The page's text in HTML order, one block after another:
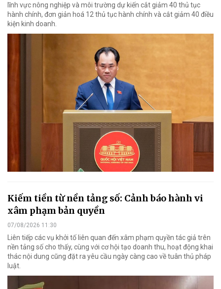
lĩnh vực nông nghiệp và môi trường dự kiến cắt giảm 40 thủ tục
hành chính, đơn giản hoá 12 thủ tục hành chính và cắt giảm 40 điều
kiện kinh doanh.
Kiếm tiền từ nền tảng số: Cảnh báo hành vi
xâm phạm bản quyền
07/08/2026 11:30
Liên tiếp các vụ khởi tố liên quan đến xâm phạm quyền tác giả trên
nền tảng số cho thấy, cùng với cơ hội tạo doanh thu, hoạt động khai
thác nội dung cũng đặt ra yêu cầu ngày càng cao về tuân thủ pháp
luật.